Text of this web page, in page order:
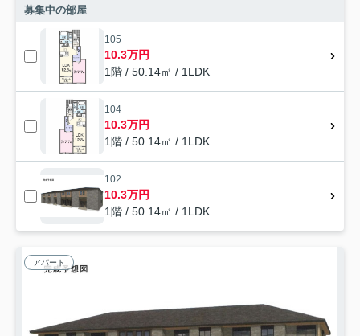
募集中の部屋
105
10.3万円
1階 / 50.14㎡ / 1LDK
104
10.3万円
1階 / 50.14㎡ / 1LDK
102
10.3万円
1階 / 50.14㎡ / 1LDK
アパート